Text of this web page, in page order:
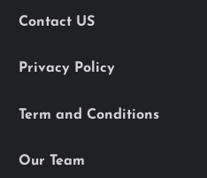
Contact US
Privacy Policy
Term and Conditions
Our Team